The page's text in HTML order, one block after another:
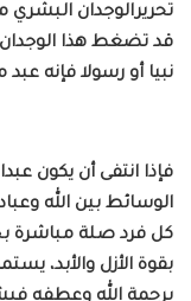
تحريرالوجدان
قد تضغط هذا
نبيا أو رسولا فإنه عبد
فإذا انتفى أن يكون
الوسائط بين الله
كل فرد صلة مباشرة
بقوة الأزل والأبد،
برحمة الله وعطفه